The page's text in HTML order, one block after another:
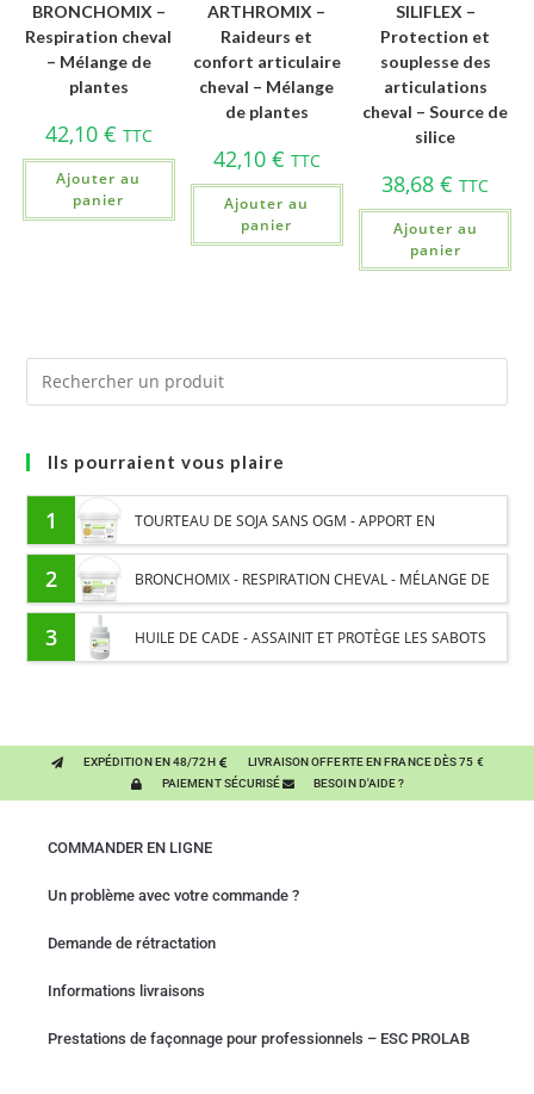
BRONCHOMIX –
Respiration cheval
– Mélange de
plantes
42,10 € TTC
Ajouter au
panier
ARTHROMIX –
Raideurs et
confort articulaire
cheval – Mélange
de plantes
42,10 € TTC
Ajouter au
panier
SILIFLEX –
Protection et
souplesse des
articulations
cheval – Source de
silice
38,68€ TTC
Ajouter au
panier
Ils pourraient vous plaire
1 TOURTEAU DE SOJA SANS OGM - APPORT EN
PROTÉINES ET SOUTIEN ÉNERGÉTIQUE POUR CHEVAUX
2 BRONCHOMIX - RESPIRATION CHEVAL - MÉLANGE DE
PLANTES
3 HUILE DE CADE - ASSAINIT ET PROTÈGE LES SABOTS
EXPÉDITION EN 48/72H
LIVRAISON OFFERTE EN FRANCE DÈS 75 €
PAIEMENT SÉCURISÉ
BESOIN D'AIDE ?
COMMANDER EN LIGNE
Un problème avec votre commande ?
Demande de rétractation
Informations livraisons
Prestations de façonnage pour professionnels – ESC PROLAB